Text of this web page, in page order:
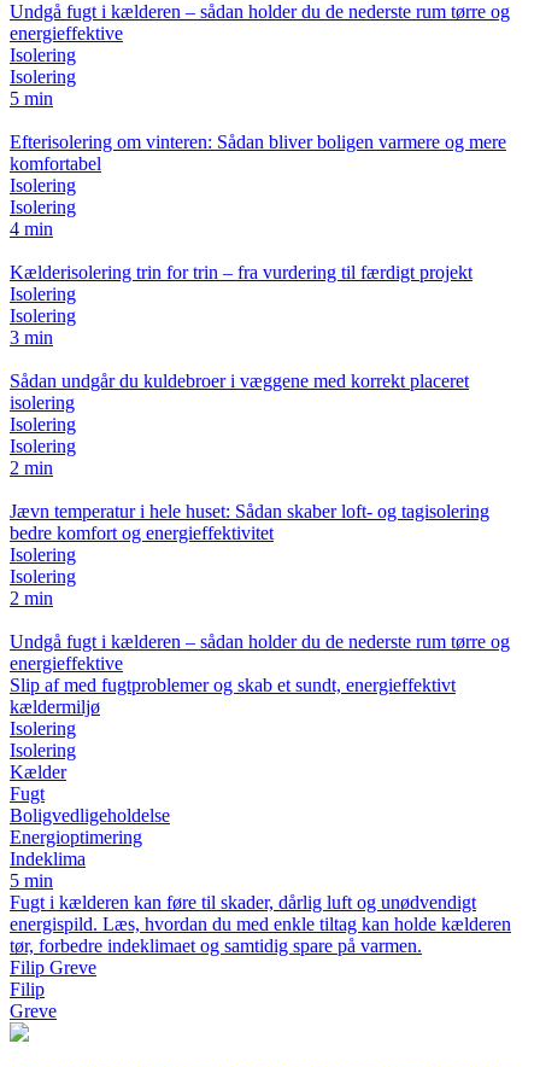
Undgå fugt i kælderen – sådan holder du de nederste rum tørre og
energieffektive
Isolering
Isolering
5 min
Efterisolering om vinteren: Sådan bliver boligen varmere og mere
komfortabel
Isolering
Isolering
4 min
Kælderisolering trin for trin – fra vurdering til færdigt projekt
Isolering
Isolering
3 min
Sådan undgår du kuldebroer i væggene med korrekt placeret
isolering
Isolering
Isolering
2 min
Jævn temperatur i hele huset: Sådan skaber loft- og tagisolering
bedre komfort og energieffektivitet
Isolering
Isolering
2 min
Undgå fugt i kælderen – sådan holder du de nederste rum tørre og
energieffektive
Slip af med fugtproblemer og skab et sundt, energieffektivt
kældermiljø
Isolering
Isolering
Kælder
Fugt
Boligvedligeholdelse
Energioptimering
Indeklima
5 min
Fugt i kælderen kan føre til skader, dårlig luft og unødvendigt
energispild. Læs, hvordan du med enkle tiltag kan holde kælderen
tør, forbedre indeklimaet og samtidig spare på varmen.
Filip Greve
Filip
Greve